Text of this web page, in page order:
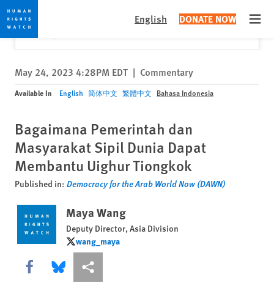
Skip
to
cookie
privacy
notice
Skip
to
main
content
English DONATE NOW
Would you like to read this page in English?
Yes
✕
May 24, 2023 4:28PM EDT | Commentary
Available In English 简体中文 繁體中文 Bahasa Indonesia
Bagaimana Pemerintah dan
Masyarakat Sipil Dunia Dapat
Membantu Uighur Tiongkok
Published in: Democracy for the Arab World Now (DAWN)
Maya Wang
Deputy Director, Asia Division
wang_maya
wang_maya
Share this via Facebook
Share this via Bluesky
More sharing options